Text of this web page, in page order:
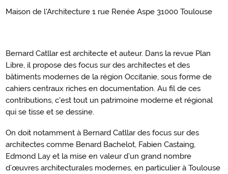
Maison de l'Architecture 1 rue Renée Aspe 31000 Toulouse
Bernard Catllar est architecte et auteur. Dans la revue Plan
Libre, il propose des focus sur des architectes et des
bâtiments modernes de la région Occitanie, sous forme de
cahiers centraux riches en documentation. Au fil de ces
contributions, c'est tout un patrimoine moderne et régional
qui se tisse et se dessine.
On doit notamment à Bernard Catllar des focus sur des
architectes comme Benard Bachelot, Fabien Castaing,
Edmond Lay et la mise en valeur d’un grand nombre
d’œuvres architecturales modernes, en particulier à Toulouse